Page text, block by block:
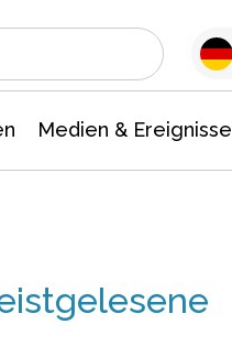
Medien & Ereignisse